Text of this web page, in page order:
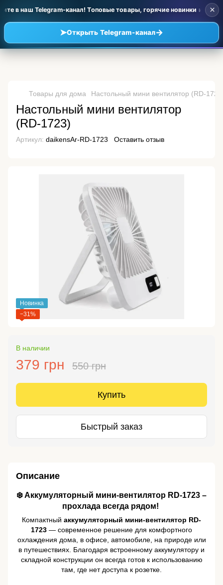
в наш Telegram-канал! Топовые товары, горячие новинки и
➤Открыть Telegram-канал→
×
Товары для дома Настольный мини вентилятор (RD-
Настольный мини вентилятор
(RD-1723)
Артикул: daikensAr-RD-1723 Оставить отзыв
Новинка
−31%
В наличии
379 грн 550 грн
Купить
Быстрый заказ
Описание
❄️ Аккумуляторный мини-вентилятор RD-1723 –
прохлада всегда рядом! ️
Компактный аккумуляторный мини-вентилятор RD-
1723 — современное решение для комфортного
охлаждения дома, в офисе, автомобиле, на природе или
в путешествиях. Благодаря встроенному аккумулятору и
складной конструкции он всегда готов к использованию
там, где нет доступа к розетке.